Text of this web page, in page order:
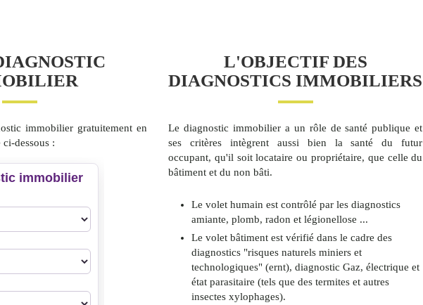
immobilier gratuitement en
dessous :
L'OBJECTIF DES
DIAGNOSTICS IMMOBILIERS
Le diagnostic immobilier a un rôle de santé publique et
ses critères intègrent aussi bien la santé du futur
occupant, qu'il soit locataire ou propriétaire, que celle du
bâtiment et du non bâti.
Le volet humain est contrôlé par les diagnostics
amiante, plomb, radon et légionellose ...
Le volet bâtiment est vérifié dans le cadre des
diagnostics "risques naturels miniers et
technologiques" (ernt), diagnostic Gaz, électrique et
état parasitaire (tels que des termites et autres
insectes xylophages).